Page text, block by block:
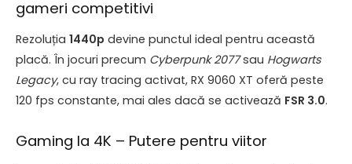
gameri competitivi
Rezoluția 1440p devine punctul ideal pentru această
placă. În jocuri precum Cyberpunk 2077sau Hogwarts
Legacy, cu ray tracing activat, RX 9060 XT oferă peste
120 fps constante, mai ales dacă se activează FSR 3.0.
Gaming la 4K – Putere pentru viitor